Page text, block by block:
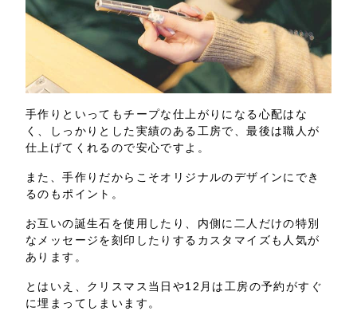
手作りといってもチープな仕上がりになる心配はな
く、しっかりとした実績のある工房で、最後は職人が
仕上げてくれるので安心ですよ。
また、手作りだからこそオリジナルのデザインにでき
るのもポイント。
お互いの誕生石を使用したり、内側に二人だけの特別
なメッセージを刻印したりするカスタマイズも人気が
あります。
とはいえ、クリスマス当日や12月は工房の予約がすぐ
に埋まってしまいます。